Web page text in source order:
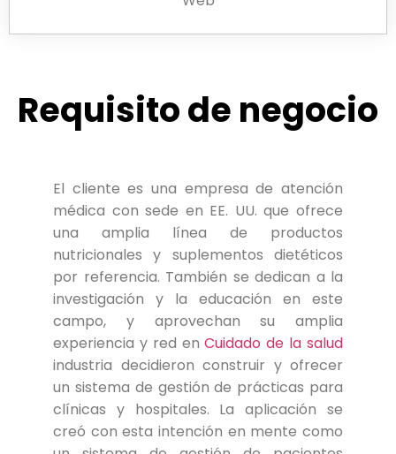
Requisito de negocio
El cliente es una empresa de atención
médica con sede en EE. UU. que ofrece
una amplia línea de productos
nutricionales y suplementos dietéticos
por referencia. También se dedican a la
investigación y la educación en este
campo, y aprovechan su amplia
experiencia y red enCuidado de la salud
industria decidieron construir y ofrecer
un sistema de gestión de prácticas para
clínicas y hospitales. La aplicación se
creó con esta intención en mente como